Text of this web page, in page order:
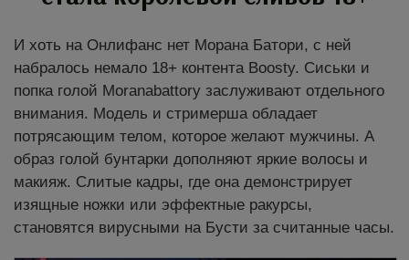
И хоть на Онлифанс нет Морана Батори, с ней
набралось немало 18+ контента Boosty. Сиськи и
попка голой Moranabattory заслуживают отдельного
внимания. Модель и стримерша обладает
потрясающим телом, которое желают мужчины. А
образ голой бунтарки дополняют яркие волосы и
макияж. Cлитые кадры, где она демонстрирует
изящные ножки или эффектные ракурсы,
становятся вирусными на Бусти за считанные часы.